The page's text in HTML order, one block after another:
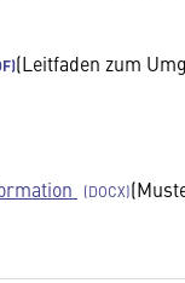
(Leitfaden zum